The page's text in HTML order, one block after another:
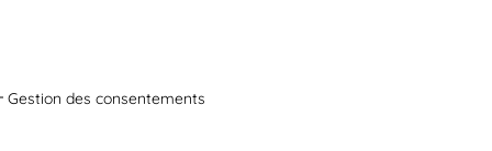
Gestion des consentements